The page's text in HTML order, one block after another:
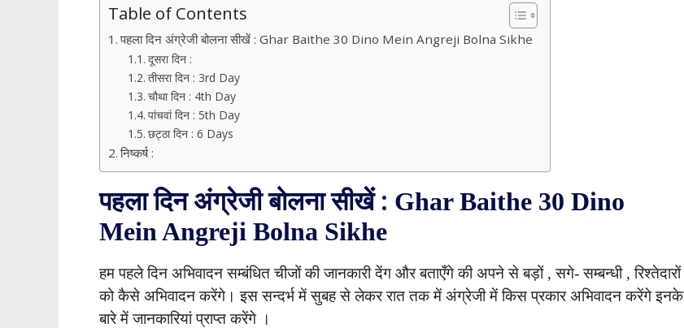
Table of Contents
पहला दिन अंग्रेजी बोलना सीखें : Ghar Baithe 30 Dino Mein Angreji Bolna Sikhe
दूसरा दिन :
तीसरा दिन : 3rd Day
चौथा दिन : 4th Day
पांचवां दिन : 5th Day
छट्ठा दिन : 6 Days
निष्कर्ष :
पहला दिन अंग्रेजी बोलना सीखें : Ghar Baithe 30 Dino
Mein Angreji Bolna Sikhe
हम पहले दिन अभिवादन सम्बंधित चीजों की जानकारी देंग और बताएँगे की अपने से बड़ों , सगे- सम्बन्धी , रिश्तेदारों
को कैसे अभिवादन करेंगे। इस सन्दर्भ में सुबह से लेकर रात तक में अंग्रेजी में किस प्रकार अभिवादन करेंगे इनके
बारे में जानकारियां प्राप्त करेंगे ।